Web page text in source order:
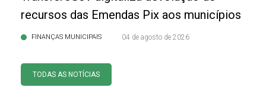
recursos das Emendas Pix aos municípios
FINANÇAS MUNICIPAIS 04 de agosto de 2026
TODAS AS NOTÍCIAS